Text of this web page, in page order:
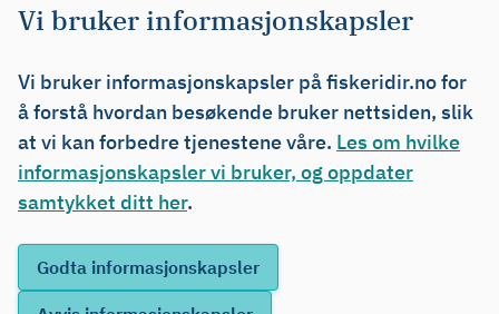
Vi bruker informasjonskapsler
Vi bruker informasjonskapsler på fiskeridir.no for
å forstå hvordan besøkende bruker nettsiden, slik
at vi kan forbedre tjenestene våre. Les om hvilke
informasjonskapsler vi bruker, og oppdater
samtykket ditt her.